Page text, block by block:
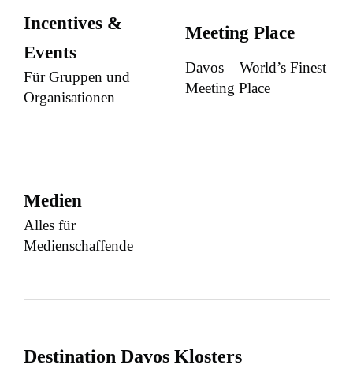
Incentives &
Events
Für Gruppen und
Organisationen
Meeting Place
Davos – World’s Finest
Meeting Place
Medien
Alles für
Medienschaffende
Destination Davos Klosters